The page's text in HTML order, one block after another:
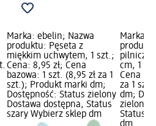
Marka: ebelin; Nazwa
produktu: Pęseta z
miękkim uchwytem, 1 szt.;
Cena: 8,95 zł; Cena
bazowa: 1 szt. (8,95 zł za 1
szt.); Produkt marki dm;
Dostępność: Status zielony
Dostawa dostępna, Status
szary Wybierz sklep dm
Marka:
cm, 1
Cena
za 1
dm;
zielony
Status
dm